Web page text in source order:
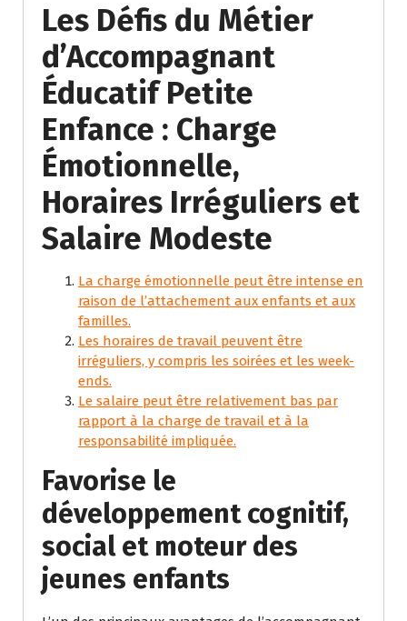
Les Défis du Métier
d’Accompagnant
Éducatif Petite
Enfance : Charge
Émotionnelle,
Horaires Irréguliers et
Salaire Modeste
La charge émotionnelle peut être intense en
raison de l’attachement aux enfants et aux
familles.
Les horaires de travail peuvent être
irréguliers, y compris les soirées et les week-
ends.
Le salaire peut être relativement bas par
rapport à la charge de travail et à la
responsabilité impliquée.
Favorise le
développement cognitif,
social et moteur des
jeunes enfants